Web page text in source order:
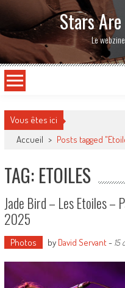
Stars
Le
Vous êtes ici
Accueil > Posts tagged
TAG: ETOILES
Jade Bird – Les Etoiles –
2025
Photos by David Servant- 15